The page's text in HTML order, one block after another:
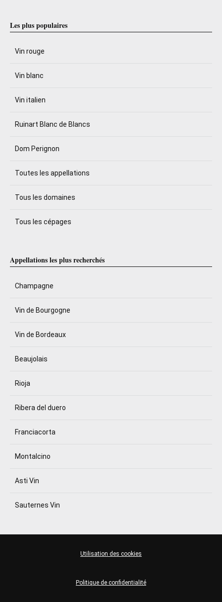
Les plus populaires
Vin rouge
Vin blanc
Vin italien
Ruinart Blanc de Blancs
Dom Perignon
Toutes les appellations
Tous les domaines
Tous les cépages
Appellations les plus recherchés
Champagne
Vin de Bourgogne
Vin de Bordeaux
Beaujolais
Rioja
Ribera del duero
Franciacorta
Montalcino
Asti Vin
Sauternes Vin
Politique de confidentialité
Utilisation des cookies